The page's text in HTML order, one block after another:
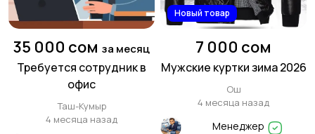
35 000 сом за месяц
Требуется сотрудник в
офис
Таш-Кумыр
4 месяца назад
Новый товар
7 000 сом
Мужские куртки зима 2026
Ош
4 месяца назад
Менеджер